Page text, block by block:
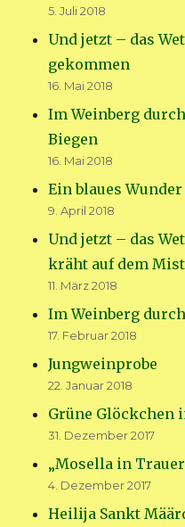
5. Juli 2018
Und jetzt – das
gekommen
16. Mai 2018
Im Weinberg
Biegen
16. Mai 2018
Ein blaues Wunder
9. April 2018
Und jetzt – das
kräht auf dem
11. März 2018
Im Weinberg
17. Februar 2018
Jungweinprobe
22. Januar 2018
Grüne Glöckchen
31. Dezember 2017
„Mosella in
4. Dezember 2017
Heilija Sankt